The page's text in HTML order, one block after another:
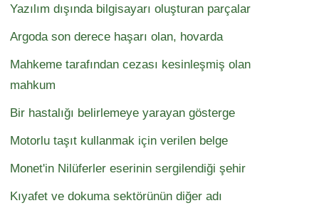
Yazılım dışında bilgisayarı oluşturan parçalar
Argoda son derece haşarı olan, hovarda
Mahkeme tarafından cezası kesinleşmiş olan
mahkum
Bir hastalığı belirlemeye yarayan gösterge
Motorlu taşıt kullanmak için verilen belge
Monet'in Nilüferler eserinin sergilendiği şehir
Kıyafet ve dokuma sektörünün diğer adı